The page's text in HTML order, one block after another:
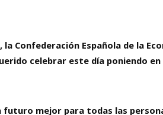
Española de la
celebrar este día poniendo
mejor para todas las